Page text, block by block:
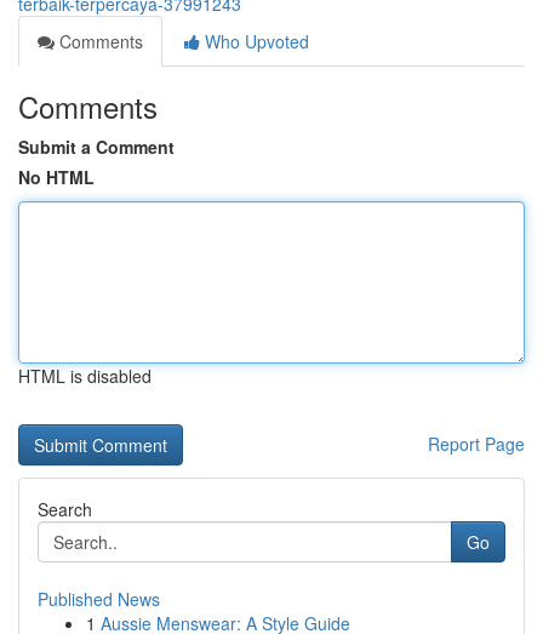
Comments
Who Upvoted
Comments
Submit a Comment
No HTML
HTML is disabled
Report Page
Search
Go
Published News
1 Aussie Menswear: A Style Guide